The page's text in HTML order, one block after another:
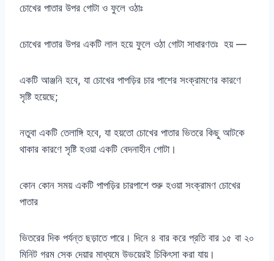
চোখের পাতার উপর গোটা ও ফুলে ওঠাঃ
চোখের পাতার উপর একটি লাল হয়ে ফুলে ওঠা গোটা সাধারণতঃ হয় —
একটি আঞ্জনি হবে, যা চোখের পাপড়ির চার পাশের সংক্রামণের কারণে
সৃষ্টি হয়েছে;
নতুবা একটি তেলাঙ্গি হবে, যা হয়তো চোখের পাতার ভিতরে কিছু আটকে
থাকার কারণে সৃষ্টি হওয়া একটি বেদনাহীন গোটা।
কোন কোন সময় একটি পাপড়ির চারপাশে শুরু হওয়া সংক্রামণ চোখের
পাতার
ভিতরের দিক পর্যন্ত ছড়াতে পারে। দিনে ৪ বার করে প্রতি বার ১৫ বা ২০
মিনিট গরম সেক দেয়ার মাধ্যমে উভয়েরই চিকিৎসা করা যায়।